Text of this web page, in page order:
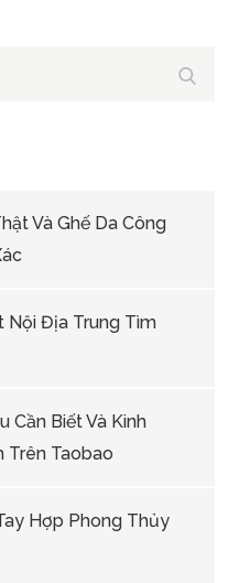
Và Ghế Da Công
Nội Địa Trung Tìm
Cần Biết Và Kinh
Trên Taobao
Hợp Phong Thủy